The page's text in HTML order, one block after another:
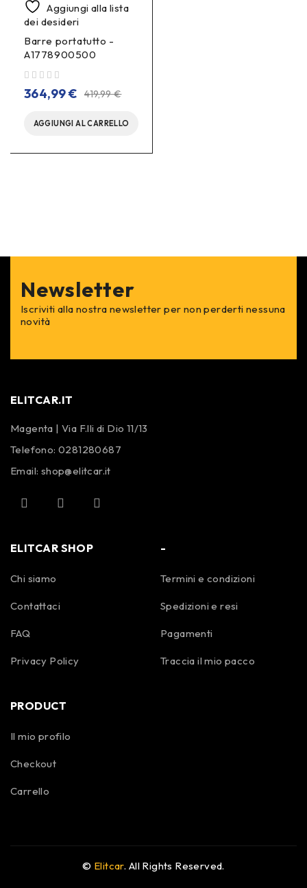
Aggiungi alla lista
dei desideri
Barre portatutto -
A1778900500
419,99€
364,99€
AGGIUNGI AL CARRELLO
Newsletter
Iscriviti alla nostra newsletter per non perderti nessuna
novità
ELITCAR.IT
Magenta | Via F.lli di Dio 11/13
Telefono:0281280687
Email: shop@elitcar.it
ELITCAR SHOP
Chi siamo
Contattaci
FAQ
Privacy Policy
-
Termini e condizioni
Spedizioni e resi
Pagamenti
Traccia il mio pacco
PRODUCT
Il mio profilo
Checkout
Carrello
© Elitcar. All Rights Reserved.